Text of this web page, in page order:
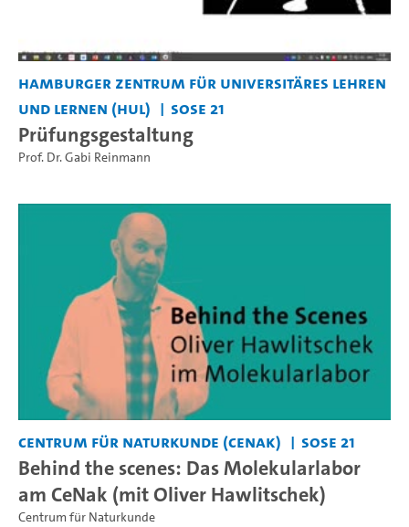
Hamburger Zentrum für Universitäres Lehren
und Lernen (HUL)
SoSe 21
Prüfungsgestaltung
Prof. Dr. Gabi Reinmann
Centrum für Naturkunde (CeNak) SoSe 21
Behind the scenes: Das Molekularlabor
am CeNak (mit Oliver Hawlitschek)
Centrum für Naturkunde